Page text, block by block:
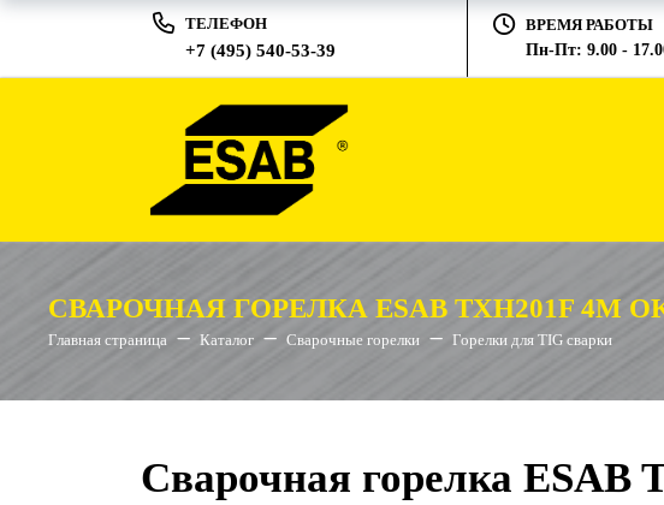
ТЕЛЕФОН
+7 (495) 540-53-39
ВРЕМЯ РАБОТЫ
Пн-Пт: 9.00 -
СВАРОЧНАЯ ГОРЕЛКА ESAB TXH201F 4M
Главная страница Каталог Сварочные горелки Горелки для TIG сварки
Сварочная горелка ESAB